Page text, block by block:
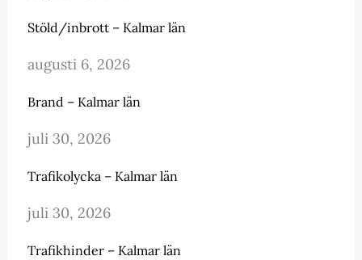
Stöld/inbrott – Kalmar län
augusti 6, 2026
Brand – Kalmar län
juli 30, 2026
Trafikolycka – Kalmar län
juli 30, 2026
Trafikhinder – Kalmar län